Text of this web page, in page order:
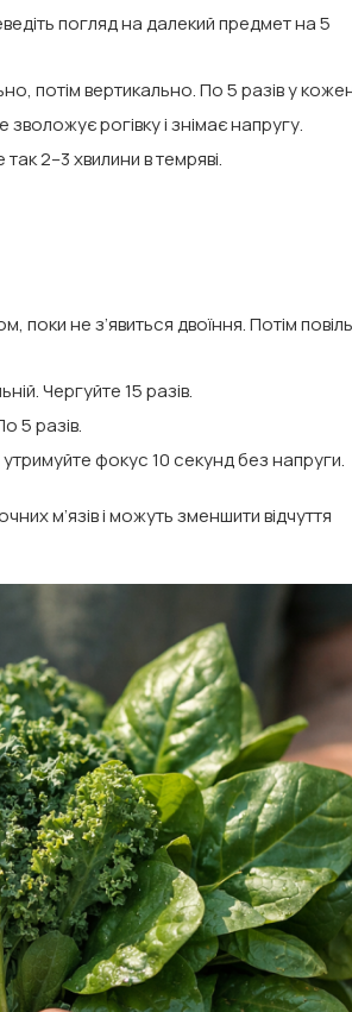
погляд на далекий предмет на 5
потім вертикально. По 5 разів у кожен
рогівку і знімає напругу.
2–3 хвилини в темряві.
не з’явиться двоїння. Потім
Чергуйте 15 разів.
5 разів.
утримуйте фокус 10 секунд без напруги.
м’язів і можуть зменшити відчуття